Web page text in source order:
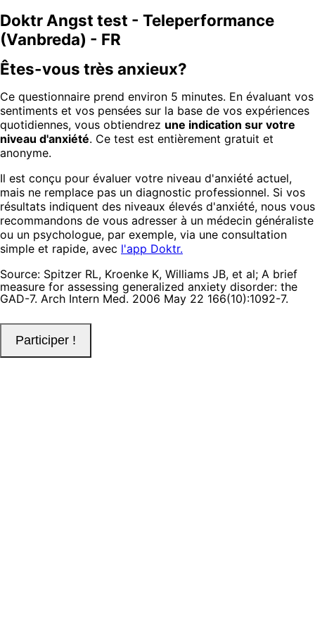
Doktr Angst test - Teleperformance
(Vanbreda) - FR
Êtes-vous très anxieux?
Ce questionnaire prend environ 5 minutes. En évaluant vos
sentiments et vos pensées sur la base de vos expériences
quotidiennes, vous obtiendrez une indication sur votre
niveau d'anxiété. Ce test est entièrement gratuit et
anonyme.
Il est conçu pour évaluer votre niveau d'anxiété actuel,
mais ne remplace pas un diagnostic professionnel. Si vos
résultats indiquent des niveaux élevés d'anxiété, nous vous
recommandons de vous adresser à un médecin généraliste
ou un psychologue, par exemple, via une consultation
simple et rapide, avec l'app Doktr.
Source: Spitzer RL, Kroenke K, Williams JB, et al; A brief
measure for assessing generalized anxiety disorder: the
GAD-7. Arch Intern Med. 2006 May 22 166(10):1092-7.